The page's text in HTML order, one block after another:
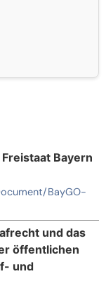
Bayern
BayGO-
und das
öffentlichen
und